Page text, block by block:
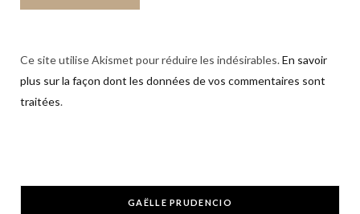
Ce site utilise Akismet pour réduire les indésirables.En savoir
plus sur la façon dont les données de vos commentaires sont
traitées.
GAËLLE PRUDENCIO